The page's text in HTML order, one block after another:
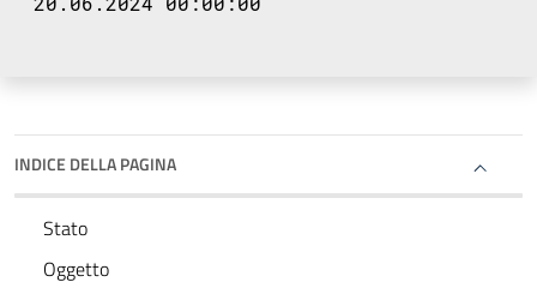
INDICE DELLA PAGINA
Stato
Oggetto